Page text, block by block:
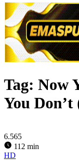
Tag: Now
You Don’t
6.565
112 min
HD